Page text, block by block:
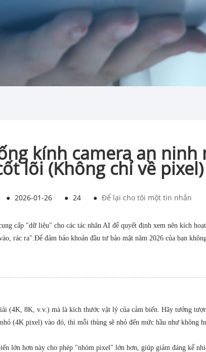
kính camera an ninh
lõi (Không chỉ về pixel)
● 2026-01-26 ● 24 ● Để lại cho tôi một tin nhắn
cấp "dữ liệu" cho các tác nhân AI để quyết định xem nên kích
rác ra". Để đảm bảo khoản đầu tư bảo mật năm 2026 của bạn
(4K, 8K, v.v.) mà là kích thước vật lý của cảm biến. Hãy tưởng
(4K pixel) vào đó, thì mỗi thùng sẽ nhỏ đến mức hầu như không
lớn hơn này cho phép "nhóm pixel" lớn hơn, giúp giảm đáng kể